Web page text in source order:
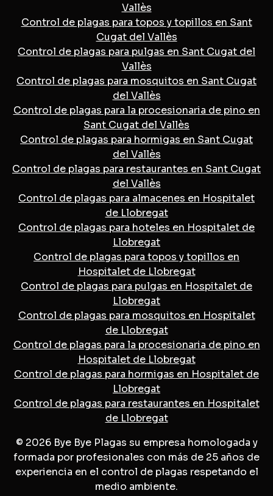
Vallès
Control de plagas para topos y topillos en Sant
Cugat del Vallès
Control de plagas para pulgas en Sant Cugat del
Vallès
Control de plagas para mosquitos en Sant Cugat
del Vallès
Control de plagas para la procesionaria de pino en
Sant Cugat del Vallès
Control de plagas para hormigas en Sant Cugat
del Vallès
Control de plagas para restaurantes en Sant Cugat
del Vallès
Control de plagas para almacenes en Hospitalet
de Llobregat
Control de plagas para hoteles en Hospitalet de
Llobregat
Control de plagas para topos y topillos en
Hospitalet de Llobregat
Control de plagas para pulgas en Hospitalet de
Llobregat
Control de plagas para mosquitos en Hospitalet
de Llobregat
Control de plagas para la procesionaria de pino en
Hospitalet de Llobregat
Control de plagas para hormigas en Hospitalet de
Llobregat
Control de plagas para restaurantes en Hospitalet
de Llobregat
© 2026 Bye Bye Plagas su empresa homologada y
formada por profesionales con más de 25 años de
experiencia en el control de plagas respetando el
medio ambiente.